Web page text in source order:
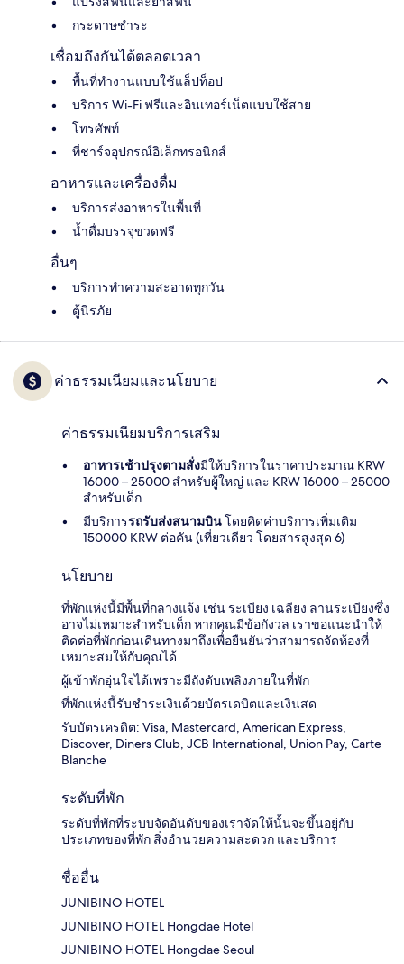
กระดาษชำระ
เชื่อมถึงกันได้ตลอดเวลา
พื้นที่ทำงานแบบใช้แล็ปท็อป
บริการ Wi-Fi ฟรีและอินเทอร์เน็ตแบบใช้สาย
โทรศัพท์
ที่ชาร์จอุปกรณ์อิเล็กทรอนิกส์
อาหารและเครื่องดื่ม
บริการส่งอาหารในพื้นที่
น้ำดื่มบรรจุขวดฟรี
อื่นๆ
บริการทำความสะอาดทุกวัน
ตู้นิรภัย
ค่าธรรมเนียมและนโยบาย
ค่าธรรมเนียมบริการเสริม
อาหารเช้าปรุงตามสั่งมีให้บริการในราคาประมาณ KRW
16000 – 25000 สำหรับผู้ใหญ่ และ KRW 16000 – 25000
สำหรับเด็ก
มีบริการรถรับส่งสนามบินโดยคิดค่าบริการเพิ่มเติม
150000 KRW ต่อคัน (เที่ยวเดียว โดยสารสูงสุด 6)
นโยบาย
ที่พักแห่งนี้มีพื้นที่กลางแจ้ง เช่น ระเบียง เฉลียง ลานระเบียงซึ่ง
อาจไม่เหมาะสำหรับเด็ก หากคุณมีข้อกังวล เราขอแนะนำให้
ติดต่อที่พักก่อนเดินทางมาถึงเพื่อยืนยันว่าสามารถจัดห้องที่
เหมาะสมให้กับคุณได้
ผู้เข้าพักอุ่นใจได้เพราะมีถังดับเพลิงภายในที่พัก
ที่พักแห่งนี้รับชำระเงินด้วยบัตรเดบิตและเงินสด
รับบัตรเครดิต: Visa, Mastercard, American Express,
Discover, Diners Club, JCB International, Union Pay, Carte
Blanche
ระดับที่พัก
ระดับที่พักที่ระบบจัดอันดับของเราจัดให้นั้นจะขึ้นอยู่กับ
ประเภทของที่พัก สิ่งอำนวยความสะดวก และบริการ
ชื่ออื่น
JUNIBINO HOTEL
JUNIBINO HOTEL Hongdae Hotel
JUNIBINO HOTEL Hongdae Seoul